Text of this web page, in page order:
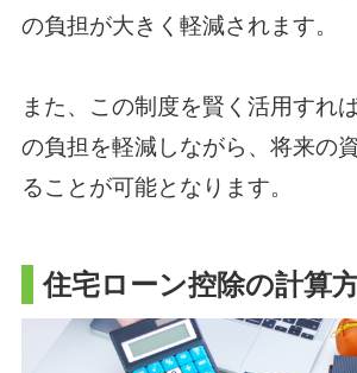
の負担が大きく軽減されます。
また、この制度を賢く活用すれば
の負担を軽減しながら、将来の
ることが可能となります。
住宅ローン控除の計算